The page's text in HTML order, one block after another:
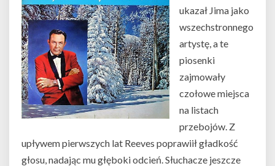
ukazał Jima jako
wszechstronnego
artystę, a te
piosenki
zajmowały
czołowe miejsca
na listach
przebojów. Z
upływem pierwszych lat Reeves poprawiił gładkość
głosu, nadając mu głęboki odcień. Słuchacze jeszcze